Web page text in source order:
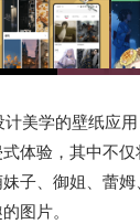
计美学的壁纸应
体验，其中不
子、御姐、蕾
图片。